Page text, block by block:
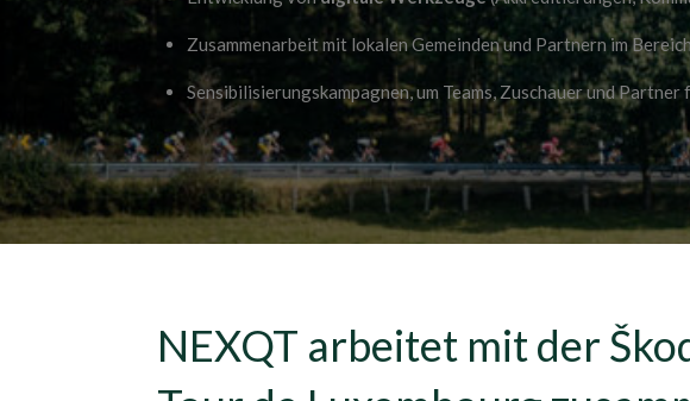
Zusammenarbeit mit lokalen Gemeinden und Partnern im
Sensibilisierungskampagnen, um Teams, Zuschauer und
NEXQT arbeitet mit der